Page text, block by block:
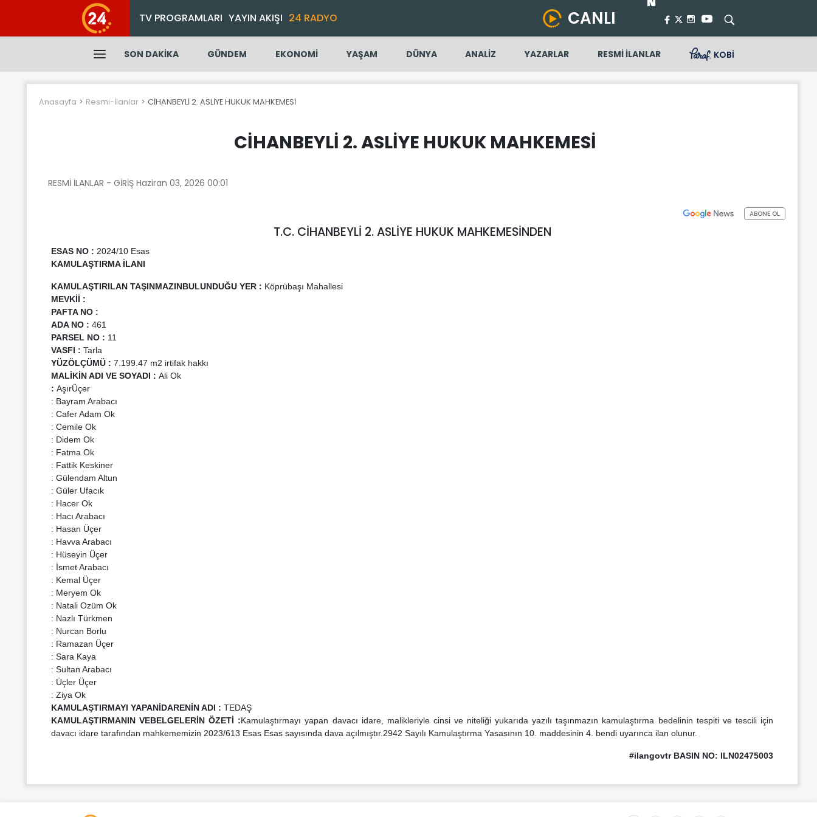
TV PROGRAMLARI YAYIN AKIŞI 24 RADYO CANLI
SON DAKİKA GÜNDEM EKONOMİ YAŞAM DÜNYA ANALİZ YAZARLAR RESMİ İLANLAR KOBİ
Anasayfa Resmi-İlanlar CİHANBEYLİ 2. ASLİYE HUKUK MAHKEMESİ
CİHANBEYLİ 2. ASLİYE HUKUK MAHKEMESİ
RESMİ İLANLAR - GİRİŞ Haziran 03, 2026 00:01
ABONE OL
T.C. CİHANBEYLİ 2. ASLİYE HUKUK MAHKEMESİNDEN
ESAS NO : 2024/10 Esas
KAMULAŞTIRMA İLANI
KAMULAŞTIRILAN TAŞINMAZINBULUNDUĞU YER : Köprübaşı Mahallesi
MEVKİİ :
PAFTA NO :
ADA NO : 461
PARSEL NO : 11
VASFI : Tarla
YÜZÖLÇÜMÜ : 7.199.47 m2 irtifak hakkı
MALİKİN ADI VE SOYADI : Ali Ok
: AşırÜçer
: Bayram Arabacı
: Cafer Adam Ok
: Cemile Ok
: Didem Ok
: Fatma Ok
: Fattik Keskiner
: Gülendam Altun
: Güler Ufacık
: Hacer Ok
: Hacı Arabacı
: Hasan Üçer
: Havva Arabacı
: Hüseyin Üçer
: İsmet Arabacı
: Kemal Üçer
: Meryem Ok
: Natali Ozüm Ok
: Nazlı Türkmen
: Nurcan Borlu
: Ramazan Üçer
: Sara Kaya
: Sultan Arabacı
: Üçler Üçer
: Ziya Ok
KAMULAŞTIRMAYI YAPANİDARENİN ADI : TEDAŞ
KAMULAŞTIRMANIN VEBELGELERİN ÖZETİ :Kamulaştırmayı yapan davacı idare, malikleriyle cinsi ve niteliği yukarıda yazılı taşınmazın kamulaştırma bedelinin tespiti ve tescili için
davacı idare tarafından mahkememizin 2023/613 Esas Esas sayısında dava açılmıştır.2942 Sayılı Kamulaştırma Yasasının 10. maddesinin 4. bendi uyarınca ilan olunur.
#ilangovtr BASIN NO: ILN02475003